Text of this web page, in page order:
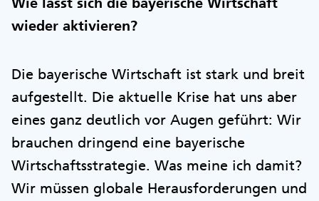
wieder aktivieren?
Die bayerische Wirtschaft ist stark und breit
aufgestellt. Die aktuelle Krise hat uns aber
eines ganz deutlich vor Augen geführt: Wir
brauchen dringend eine bayerische
Wirtschaftsstrategie. Was meine ich damit?
Wir müssen globale Herausforderungen und